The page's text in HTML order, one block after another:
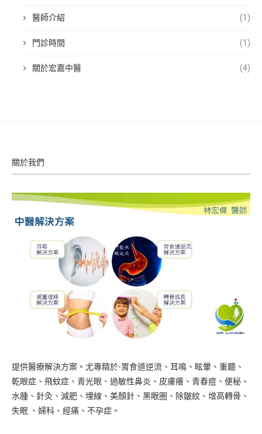
醫師介紹 (1)
門診時間 (1)
關於宏嘉中醫 (4)
關於我們
提供醫療解決方案。尤專精於-胃食道逆流、耳鳴、眩暈、重聽、
乾眼症、飛蚊症、青光眼、過敏性鼻炎、皮膚癢、青春痘、便秘、
水腫、針灸、減肥、埋線、美顏針、黑眼圈、除皺紋、增高轉骨、
失眠 、婦科、經痛、不孕症。